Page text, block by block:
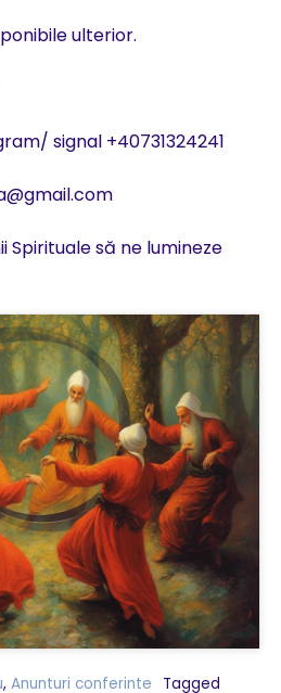
ulterior.
signal +40731324241
Spirituale să ne lumineze
, Anunturi conferinte
Tagged